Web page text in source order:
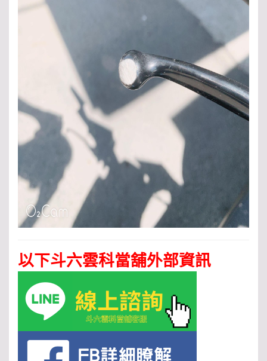
以下斗六雲科當舖外部資訊